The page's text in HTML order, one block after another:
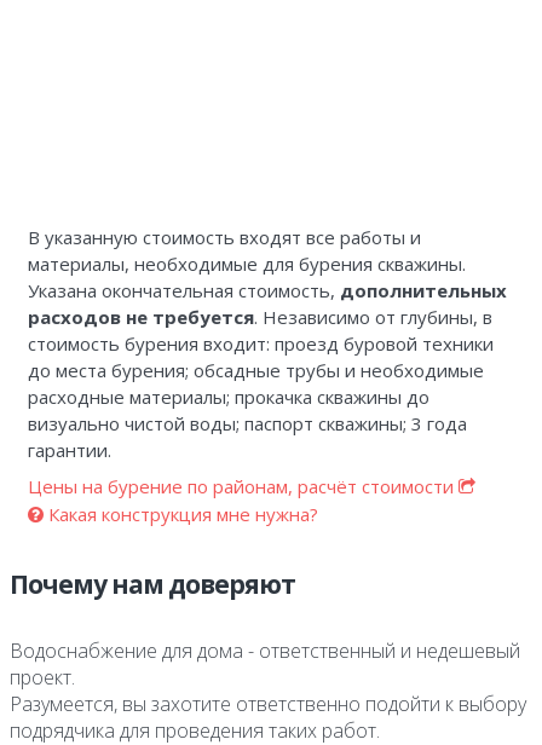
В указанную стоимость входят все работы и
материалы, необходимые для бурения скважины.
Указана окончательная стоимость, дополнительных
расходов не требуется. Независимо от глубины, в
стоимость бурения входит: проезд буровой техники
до места бурения; обсадные трубы и необходимые
расходные материалы; прокачка скважины до
визуально чистой воды; паспорт скважины; 3 года
гарантии.
Цены на бурение по районам, расчёт стоимости
Какая конструкция мне нужна?
Почему нам доверяют
Водоснабжение для дома - ответственный и недешевый
проект.
Разумеется, вы захотите ответственно подойти к выбору
подрядчика для проведения таких работ.